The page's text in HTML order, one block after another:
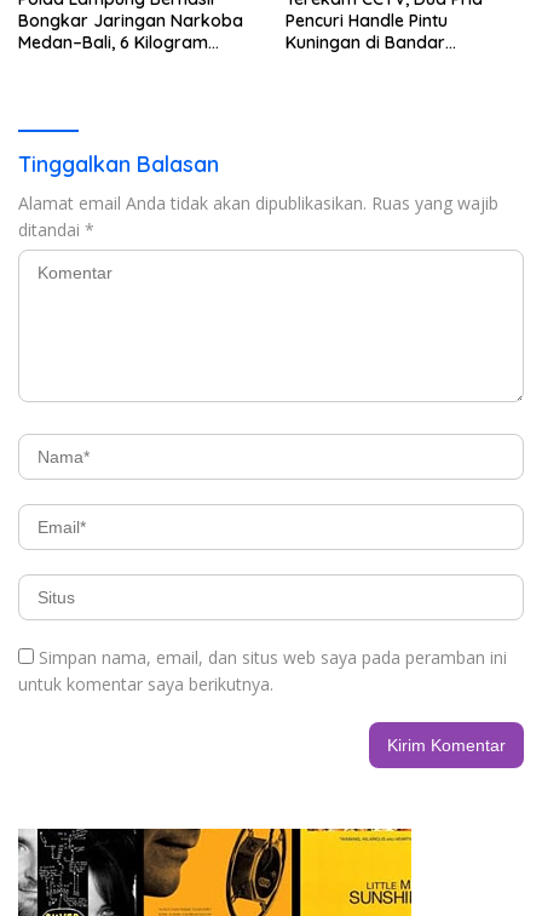
Bongkar Jaringan Narkoba
Medan–Bali, 6 Kilogram
Pencuri Handle Pintu
Kuningan di Bandar
Tinggalkan Balasan
Alamat email Anda tidak akan dipublikasikan. Ruas yang wajib
ditandai *
Simpan nama, email, dan situs web saya pada peramban ini
untuk komentar saya berikutnya.